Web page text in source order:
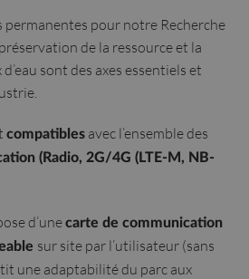
permanentes pour notre Recherche
de la ressource et la
sont des axes essentiels et
compatibles avec l’ensemble des
(Radio, 2G/4G (LTE-M, NB-
d’unecarte de communication
sur site par l’utilisateur (sans
une adaptabilité du parc aux